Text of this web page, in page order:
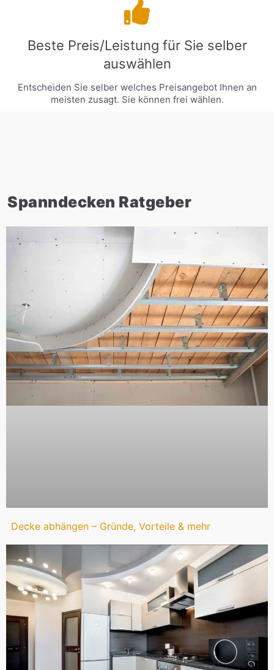
Beste Preis/Leistung für Sie selber
auswählen
Entscheiden Sie selber welches Preisangebot Ihnen an
meisten zusagt. Sie können frei wählen.
Spanndecken Ratgeber
Decke abhängen – Gründe, Vorteile & mehr